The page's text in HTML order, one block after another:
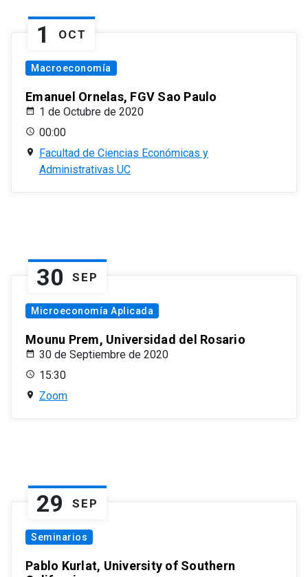
1 OCT
Macroeconomía
Emanuel Ornelas, FGV Sao Paulo
1 de Octubre de 2020
00:00
Facultad de Ciencias Económicas y
Administrativas UC
30 SEP
Microeconomía Aplicada
Mounu Prem, Universidad del Rosario
30 de Septiembre de 2020
15:30
Zoom
29 SEP
Seminarios
Pablo Kurlat, University of Southern